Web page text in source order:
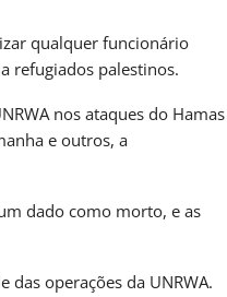
qualquer funcionário
refugiados palestinos.
nos ataques do Hamas
e outros, a
dado como morto, e as
das operações da UNRWA.
Abre Mais 150 Vagas Para O
AprovaJuv Nesta Terça
2 dias atrás